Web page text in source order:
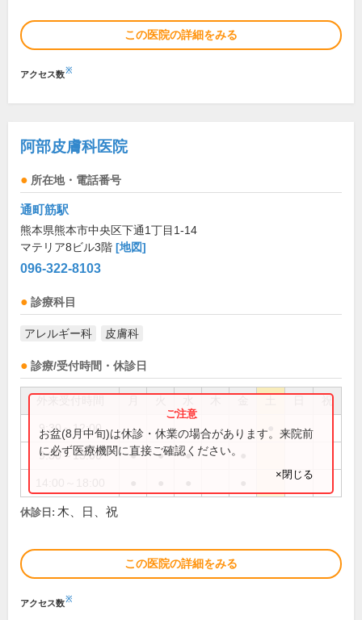
この医院の詳細をみる
アクセス数※
阿部皮膚科医院
所在地・電話番号
通町筋駅
熊本県熊本市中央区下通1丁目1-14
マテリア8ビル3階 [地図]
096-322-8103
診療科目
アレルギー科 皮膚科
診療/受付時間・休診日
祝
9:30～12:00
9:30～13:00 ● ● ●
お盆(8月中旬)は休診・休業の場合があります。来院前
に必ず医療機関に直接ご確認ください。
×閉じる
休診日: 木、日、祝
この医院の詳細をみる
アクセス数※